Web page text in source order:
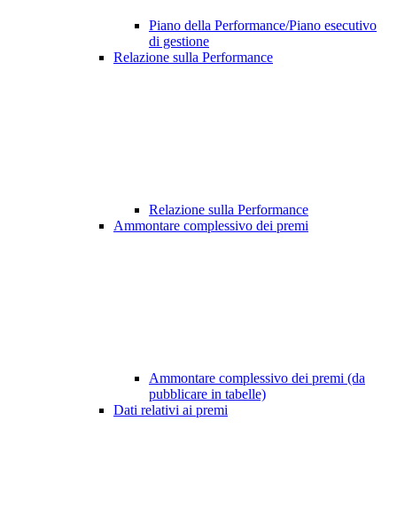
Piano della Performance/Piano esecutivo
di gestione
Relazione sulla Performance
Relazione sulla Performance
Ammontare complessivo dei premi
Ammontare complessivo dei premi (da
pubblicare in tabelle)
Dati relativi ai premi